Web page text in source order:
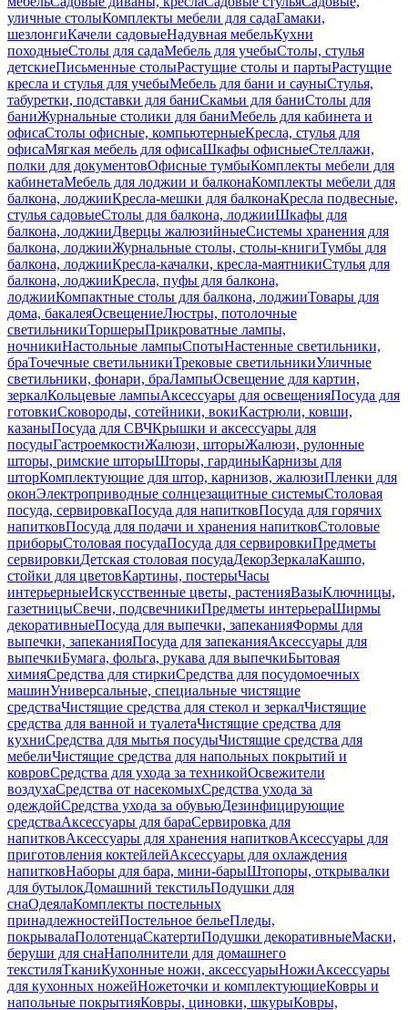
уличные столыКомплекты мебели для садаГамаки,
шезлонгиКачели садовыеНадувная мебельКухни
походныеСтолы для садаМебель для учебыСтолы, стулья
детскиеПисьменные столыРастущие столы и партыРастущие
кресла и стулья для учебыМебель для бани и сауныСтулья,
табуретки, подставки для баниСкамьи для баниСтолы для
баниЖурнальные столики для баниМебель для кабинета и
офисаСтолы офисные, компьютерныеКресла, стулья для
офисаМягкая мебель для офисаШкафы офисныеСтеллажи,
полки для документовОфисные тумбыКомплекты мебели для
кабинетаМебель для лоджии и балконаКомплекты мебели для
балкона, лоджииКресла-мешки для балконаКресла подвесные,
стулья садовыеСтолы для балкона, лоджииШкафы для
балкона, лоджииДверцы жалюзийныеСистемы хранения для
балкона, лоджииЖурнальные столы, столы-книгиТумбы для
балкона, лоджииКресла-качалки, кресла-маятникиСтулья для
балкона, лоджииКресла, пуфы для балкона,
лоджииКомпактные столы для балкона, лоджииТовары для
дома, бакалеяОсвещениеЛюстры, потолочные
светильникиТоршерыПрикроватные лампы,
ночникиНастольные лампыСпотыНастенные светильники,
браТочечные светильникиТрековые светильникиУличные
светильники, фонари, браЛампыОсвещение для картин,
зеркалКольцевые лампыАксессуары для освещенияПосуда для
готовкиСковороды, сотейники, вокиКастрюли, ковши,
казаныПосуда для СВЧКрышки и аксессуары для
посудыГастроемкостиЖалюзи, шторыЖалюзи, рулонные
шторы, римские шторыШторы, гардиныКарнизы для
шторКомплектующие для штор, карнизов, жалюзиПленки для
оконЭлектроприводные солнцезащитные системыСтоловая
посуда, сервировкаПосуда для напитковПосуда для горячих
напитковПосуда для подачи и хранения напитковСтоловые
приборыСтоловая посудаПосуда для сервировкиПредметы
сервировкиДетская столовая посудаДекорЗеркалаКашпо,
стойки для цветовКартины, постерыЧасы
интерьерныеИскусственные цветы, растенияВазыКлючницы,
газетницыСвечи, подсвечникиПредметы интерьераШирмы
декоративныеПосуда для выпечки, запеканияФормы для
выпечки, запеканияПосуда для запеканияАксессуары для
выпечкиБумага, фольга, рукава для выпечкиБытовая
химияСредства для стиркиСредства для посудомоечных
машинУниверсальные, специальные чистящие
средстваЧистящие средства для стекол и зеркалЧистящие
средства для ванной и туалетаЧистящие средства для
кухниСредства для мытья посудыЧистящие средства для
мебелиЧистящие средства для напольных покрытий и
ковровСредства для ухода за техникойОсвежители
воздухаСредства от насекомыхСредства ухода за
одеждойСредства ухода за обувьюДезинфицирующие
средстваАксессуары для бараСервировка для
напитковАксессуары для хранения напитковАксессуары для
приготовления коктейлейАксессуары для охлаждения
напитковНаборы для бара, мини-барыШтопоры, открывалки
для бутылокДомашний текстильПодушки для
снаОдеялаКомплекты постельных
принадлежностейПостельное бельеПледы,
покрывалаПолотенцаСкатертиПодушки декоративныеМаски,
беруши для снаНаполнители для домашнего
текстиляТканиКухонные ножи, аксессуарыНожиАксессуары
для кухонных ножейНожеточки и комплектующиеКовры и
напольные покрытияКовры, циновки, шкурыКовры,